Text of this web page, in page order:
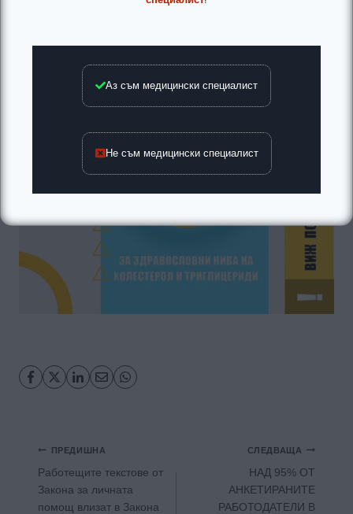
Навигация
ПРЕДИШНА
Работещите текстове от
Закона за личната
помощ влизат в Закона
СЛЕДВАЩА
НАД 95% ОТ
АНКЕТИРАНИТЕ
РАБОТОДАТЕЛИ В
Аз съм медицински специалист
Не съм медицински специалист